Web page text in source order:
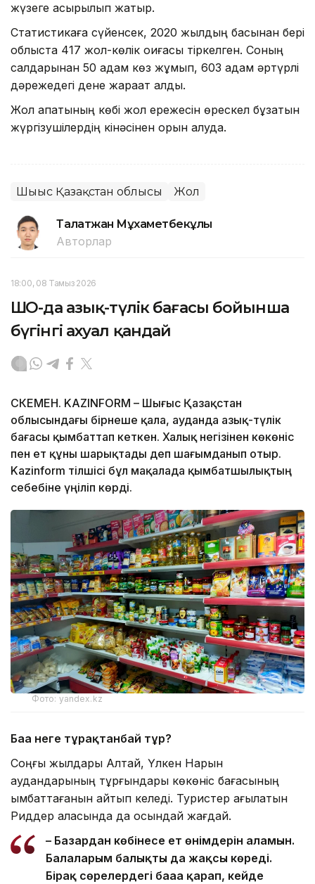
жүзеге асырылып жатыр.
Статистикаға сүйенсек, 2020 жылдың басынан бері
облыста 417 жол-көлік оқиғасы тіркелген. Соның
салдарынан 50 адам көз жұмып, 603 адам әртүрлі
дәрежедегі дене жарақат алды.
Жол апатының көбі жол ережесін өрескел бұзатын
жүргізушілердің кінәсінен орын алуда.
Шығыс Қазақстан облысы Жол
Талғатжан Мұхаметбекұлы
Авторлар
18:00, 08 Тамыз 2026
ШҚО-да азық-түлік бағасы бойынша
бүгінгі ахуал қандай
ӨСКЕМЕН. KAZINFORM – Шығыс Қазақстан
облысындағы бірнеше қала, ауданда азық-түлік
бағасы қымбаттап кеткен. Халық негізінен көкөніс
пен ет құны шарықтады деп шағымданып отыр.
Kazinform тілшісі бұл мақалада қымбатшылықтың
себебіне үңіліп көрді.
Фото: yandex.kz
Баға неге тұрақтанбай тұр?
Соңғы жылдары Алтай, Үлкен Нарын
аудандарының тұрғындары көкөніс бағасының
қымбаттағанын айтып келеді. Туристер ағылатын
Риддер қаласында да осындай жағдай.
– Базардан көбінесе ет өнімдерін аламын.
Балаларым балықты да жақсы көреді.
Бірақ сөрелердегі бағаға қарап, кейде